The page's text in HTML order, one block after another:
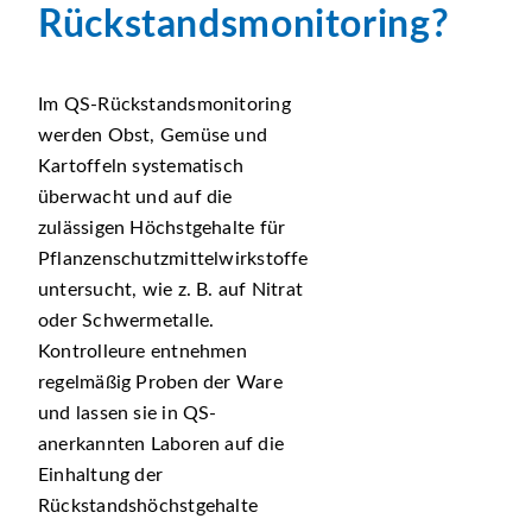
Rückstandsmonitoring?
Im QS-Rückstandsmonitoring
werden Obst, Gemüse und
Kartoffeln systematisch
überwacht und auf die
zulässigen Höchstgehalte für
Pflanzenschutzmittelwirkstoffe
untersucht, wie z. B. auf Nitrat
oder Schwermetalle.
Kontrolleure entnehmen
regelmäßig Proben der Ware
und lassen sie in QS-
anerkannten Laboren auf die
Einhaltung der
Rückstandshöchstgehalte